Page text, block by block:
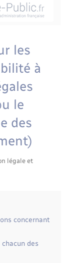
les
à
le
des
légale et
concernant
des